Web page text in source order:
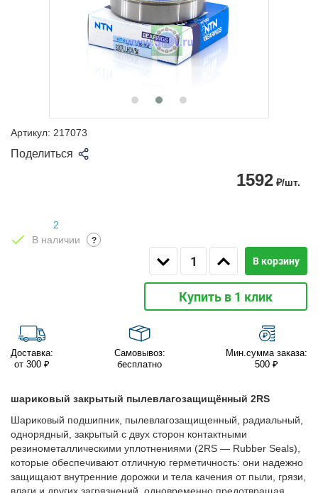
Артикул: 217073
Поделиться
1592 ₽/шт.
2
В наличии
?
В корзину
Купить в 1 клик
Доставка:
от 300 ₽
Самовывоз:
бесплатно
Мин.сумма заказа:
500 ₽
шариковый закрытый пылевлагозащищённый 2RS
Шариковый подшипник, пылевлагозащищенный, радиальный,
однорядный, закрытый с двух сторон контактными
резинометаллическими уплотнениями (2RS — Rubber Seals),
которые обеспечивают отличную герметичность: они надежно
защищают внутренние дорожки и тела качения от пыли, грязи,